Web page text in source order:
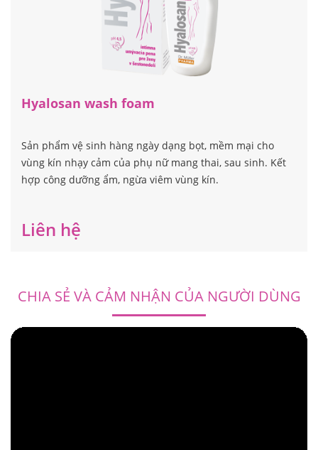
Hyalosan wash foam
Sản phẩm vệ sinh hàng ngày dạng bọt, mềm mại cho
vùng kín nhạy cảm của phụ nữ mang thai, sau sinh. Kết
hợp công dưỡng ẩm, ngừa viêm vùng kín.
Liên hệ
CHIA SẺ VÀ CẢM NHẬN CỦA NGƯỜI DÙNG